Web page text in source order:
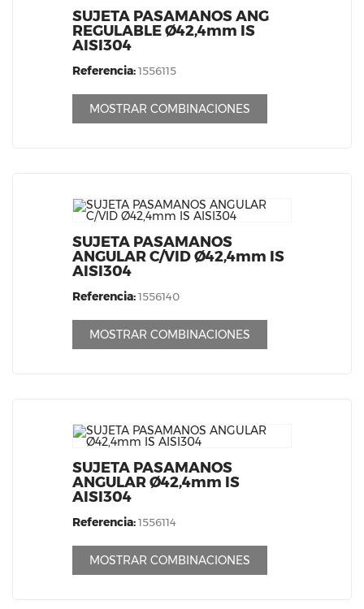
SUJETA PASAMANOS ANG
REGULABLE Ø42,4mm IS
AISI304
Referencia:1556115
MOSTRAR COMBINACIONES
SUJETA PASAMANOS
ANGULAR C/VID Ø42,4mm IS
AISI304
Referencia:1556140
MOSTRAR COMBINACIONES
SUJETA PASAMANOS
ANGULAR Ø42,4mm IS
AISI304
Referencia:1556114
MOSTRAR COMBINACIONES